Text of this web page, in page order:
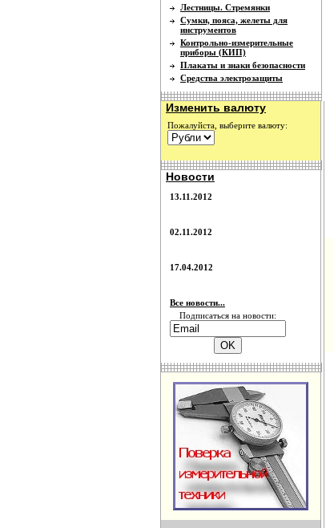
Лестницы. Стремянки
Сумки, пояса, желеты для
инструментов
Контрольно-измерительные
приборы (КИП)
Плакаты и знаки безопасности
Средства электрозащиты
Изменить валюту
Пожалуйста, выберите валюту:
Новости
13.11.2012
02.11.2012
17.04.2012
Все новости...
Подписаться на новости: